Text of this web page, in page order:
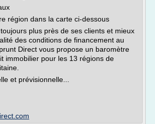
région dans la carte ci-dessous
plus près de ses clients et mieux
des conditions de financement au
Direct vous propose un baromètre
immobilier pour les 13 régions de
et prévisionnelle...